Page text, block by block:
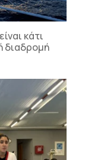
κάτι
διαδρομή